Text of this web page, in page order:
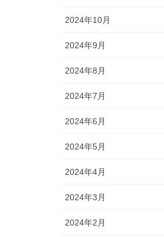
2024年10月
2024年9月
2024年8月
2024年7月
2024年6月
2024年5月
2024年4月
2024年3月
2024年2月